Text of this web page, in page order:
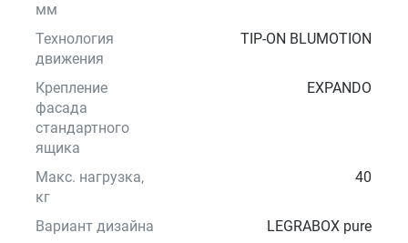
мм
Технология
движения
TIP-ON BLUMOTION
Крепление
фасада
стандартного
ящика
EXPANDO
Макс. нагрузка,
кг
40
Вариант дизайна
LEGRABOX pure